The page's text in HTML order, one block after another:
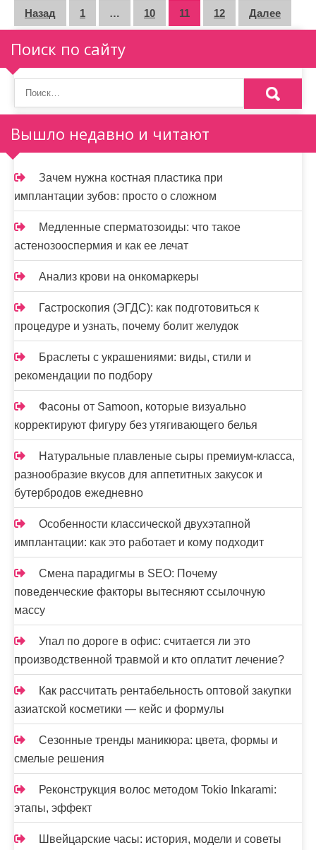
П
а
г
и
н
а
ц
и
я
з
а
п
и
с
е
й
Назад 1 … 10 11 12 Далее
Поиск по сайту
Вышло недавно и читают
Зачем нужна костная пластика при
имплантации зубов: просто о сложном
Медленные сперматозоиды: что такое
астенозооспермия и как ее лечат
Анализ крови на онкомаркеры
Гастроскопия (ЭГДС): как подготовиться к
процедуре и узнать, почему болит желудок
Браслеты с украшениями: виды, стили и
рекомендации по подбору
Фасоны от Samoon, которые визуально
корректируют фигуру без утягивающего белья
Натуральные плавленые сыры премиум-класса,
разнообразие вкусов для аппетитных закусок и
бутербродов ежедневно
Особенности классической двухэтапной
имплантации: как это работает и кому подходит
Смена парадигмы в SEO: Почему
поведенческие факторы вытесняют ссылочную
массу
Упал по дороге в офис: считается ли это
производственной травмой и кто оплатит лечение?
Как рассчитать рентабельность оптовой закупки
азиатской косметики — кейс и формулы
Сезонные тренды маникюра: цвета, формы и
смелые решения
Реконструкция волос методом Tokio Inkarami:
этапы, эффект
Швейцарские часы: история, модели и советы